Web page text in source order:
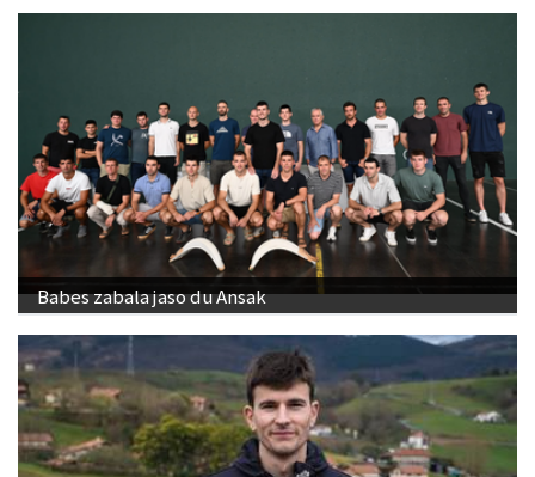
Babes zabala jaso du Ansak